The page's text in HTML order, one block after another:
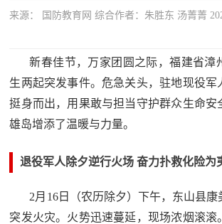
时
闻
要
热
点
追
来源： 国防教育网 综合作者：朱胜东 汤菁菁
新春佳节，万家团圆之际，福建省漳
生两起突发事件。危急关头，驻地现役军
挺身而出， 用果敢与担当守护群众生命安
雄岛增添了温暖与力量。
退役军人除夕逆行火场 奋力扑救化险为
2月16日（农历除夕）下午，东山县
突发火灾。火势迅速蔓延，现场浓烟滚滚